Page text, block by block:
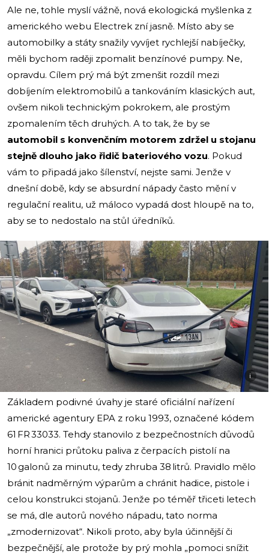
Ale ne, tohle myslí vážně, nová ekologická myšlenka z
amerického webu Electrek zní jasně. Místo aby se
automobilky a státy snažily vyvíjet rychlejší nabíječky,
měli bychom raději zpomalit benzínové pumpy. Ne,
opravdu. Cílem prý má být zmenšit rozdíl mezi
dobíjením elektromobilů a tankováním klasických aut,
ovšem nikoli technickým pokrokem, ale prostým
zpomalením těch druhých. A to tak, že by se
automobil s konvenčním motorem zdržel u stojanu
stejně dlouho jako řidič bateriového vozu. Pokud
vám to připadá jako šílenství, nejste sami. Jenže v
dnešní době, kdy se absurdní nápady často mění v
regulační realitu, už máloco vypadá dost hloupě na to,
aby se to nedostalo na stůl úředníků.
i
Základem podivné úvahy je staré oficiální nařízení
americké agentury EPA z roku 1993, označené kódem
61 FR 33033. Tehdy stanovilo z bezpečnostních důvodů
horní hranici průtoku paliva z čerpacích pistolí na
10 galonů za minutu, tedy zhruba 38 litrů. Pravidlo mělo
bránit nadměrným výparům a chránit hadice, pistole i
celou konstrukci stojanů. Jenže po téměř třiceti letech
se má, dle autorů nového nápadu, tato norma
„zmodernizovat“. Nikoli proto, aby byla účinnější či
bezpečnější, ale protože by prý mohla „pomoci snížit